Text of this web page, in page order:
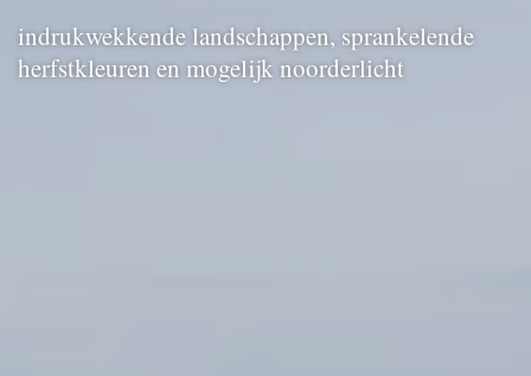
indrukwekkende landschappen, sprankelende
herfstkleuren en mogelijk noorderlicht